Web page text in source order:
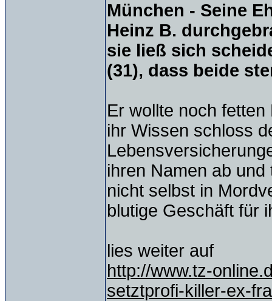
München - Seine
Heinz B.
sie ließ sich
(31), dass beide
Er wollte noch
ihr Wissen schloss
ihren Namen ab
nicht selbst in
blutige Geschäft für
lies weiter auf
http://www.tz-
setztprofi-killer-ex-